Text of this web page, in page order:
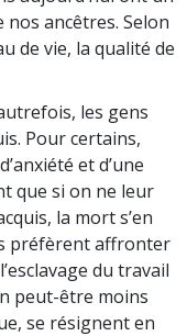
ancêtres. Selon
de vie, la qualité de
les gens
Pour certains,
et d’une
que si on ne leur
la mort s’en
préfèrent affronter
du travail
peut-être moins
se résignent en